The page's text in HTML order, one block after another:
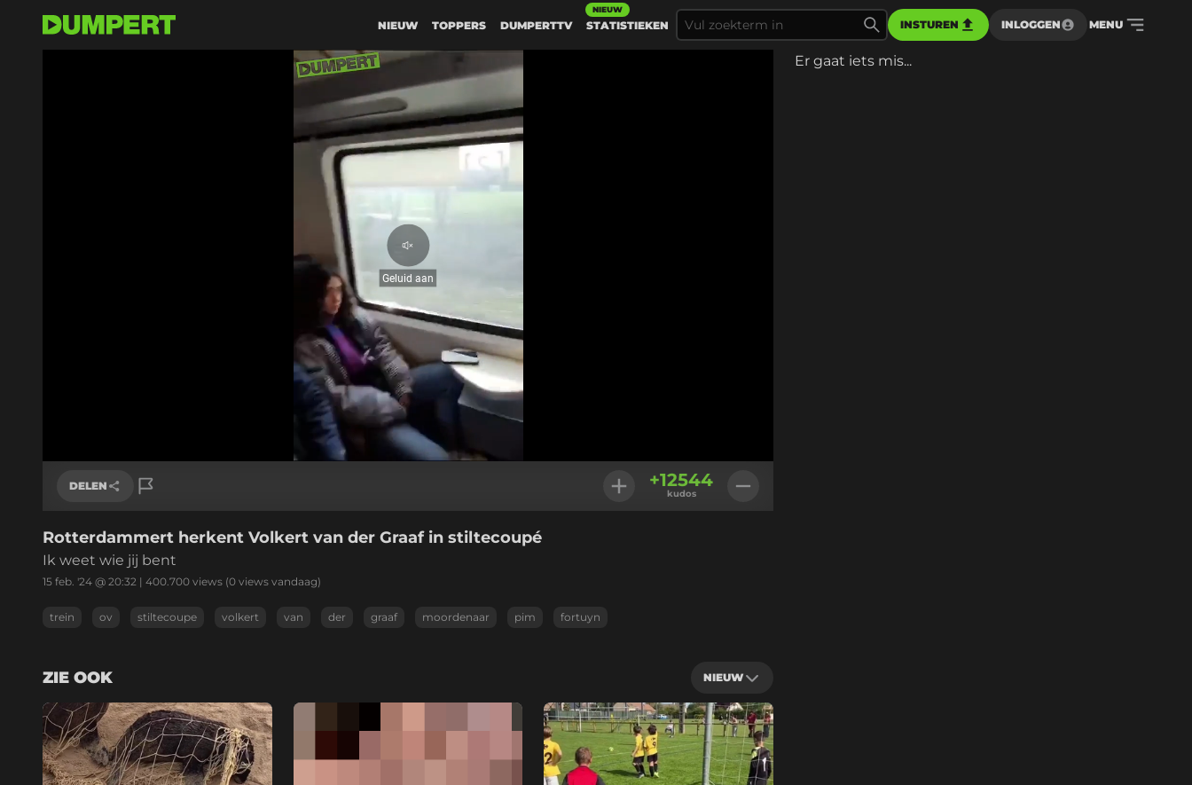
NIEUW TOPPERS DUMPERTTV STATISTIEKEN
NIEUW
INSTUREN INLOGGEN MENU
Er gaat iets mis...
Geluid
aan
Geluid aan
Geladen:
90.13%
DELEN
Link kopiëren
+12544
kudos
Rotterdammert herkent Volkert van der Graaf in stiltecoupé
Ik weet wie jij bent
15 feb. '24 @ 20:32 | 400.700 views (0 views vandaag)
trein ov stiltecoupe volkert van der graaf moordenaar pim fortuyn
ZIE OOK NIEUW